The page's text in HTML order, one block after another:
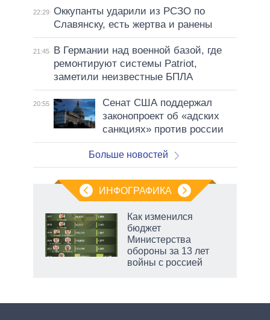
22:29 Оккупанты ударили из РСЗО по
Славянску, есть жертва и ранены
21:45
В Германии над военной базой, где
ремонтируют системы Patriot,
заметили неизвестные БПЛА
20:55
Сенат США поддержал
законопроект об «адских
санкциях» против россии
Больше новостей
ИНФОГРАФИКА
Как изменился
бюджет
Министерства
обороны за 13 лет
войны с россией